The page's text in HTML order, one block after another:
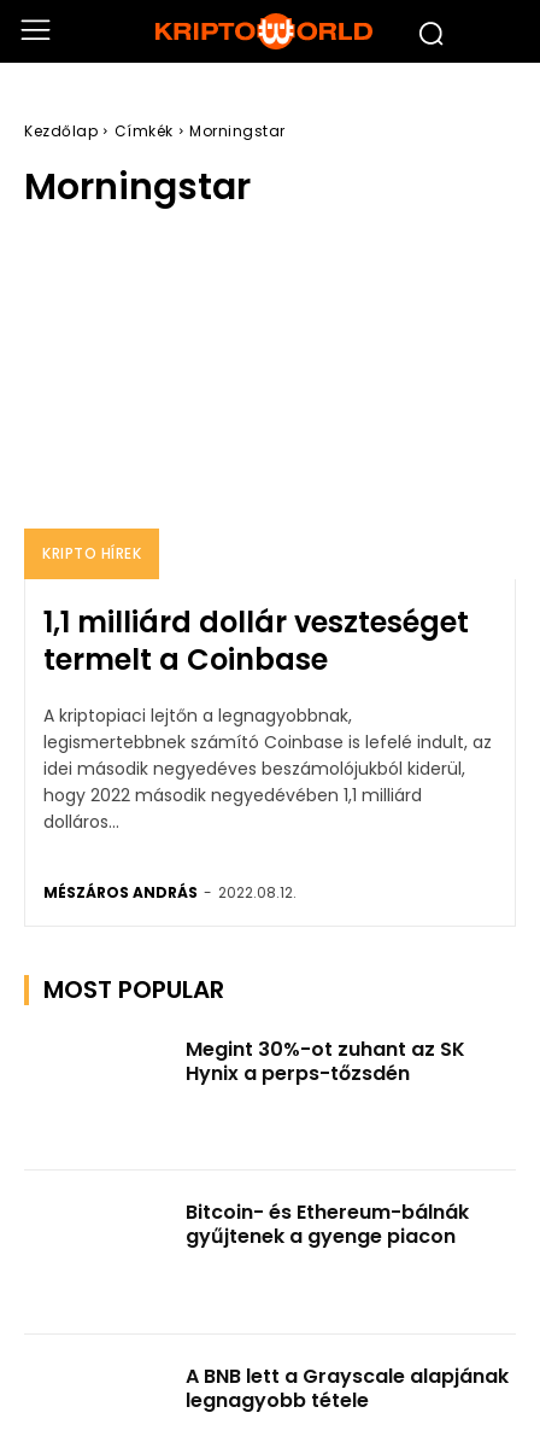
Kezdőlap Címkék Morningstar
Morningstar
KRIPTO HÍREK
1,1 milliárd dollár veszteséget
termelt a Coinbase
A kriptopiaci lejtőn a legnagyobbnak,
legismertebbnek számító Coinbase is lefelé indult, az
idei második negyedéves beszámolójukból kiderül,
hogy 2022 második negyedévében 1,1 milliárd
dolláros...
MÉSZÁROS ANDRÁS - 2022.08.12.
MOST POPULAR
Megint 30%-ot zuhant az SK
Hynix a perps-tőzsdén
Bitcoin- és Ethereum-bálnák
gyűjtenek a gyenge piacon
A BNB lett a Grayscale alapjának
legnagyobb tétele